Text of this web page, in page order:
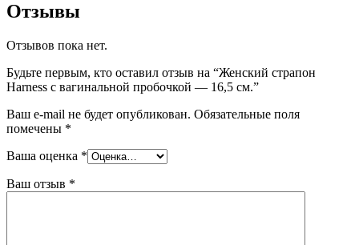
Отзывы
Отзывов пока нет.
Будьте первым, кто оставил отзыв на “Женский страпон
Harness с вагинальной пробочкой — 16,5 см.”
Ваш e-mail не будет опубликован. Обязательные поля
помечены *
Ваша оценка *
Ваш отзыв *